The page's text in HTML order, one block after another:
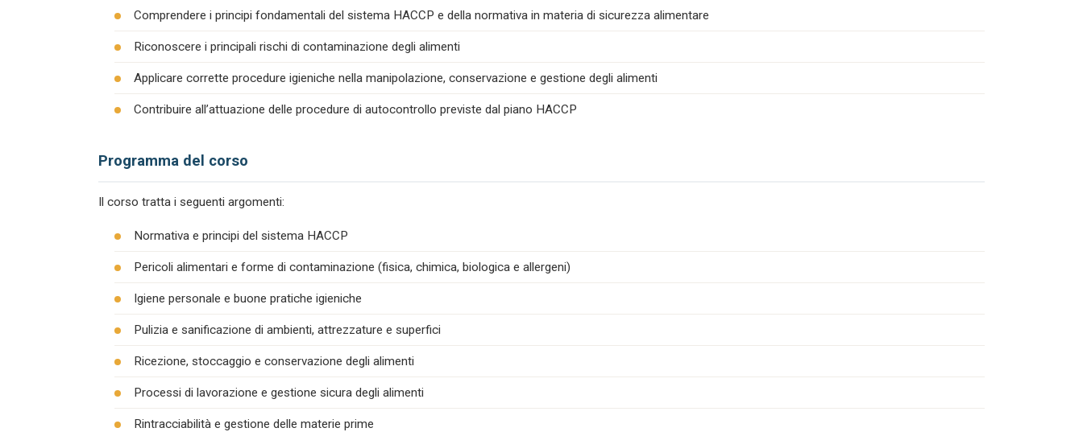
Comprendere i principi fondamentali del sistema HACCP e della normativa in materia di sicurezza alimentare
Riconoscere i principali rischi di contaminazione degli alimenti
Applicare corrette procedure igieniche nella manipolazione, conservazione e gestione degli alimenti
Contribuire all’attuazione delle procedure di autocontrollo previste dal piano HACCP
Programma del corso
Il corso tratta i seguenti argomenti:
Normativa e principi del sistema HACCP
Pericoli alimentari e forme di contaminazione (fisica, chimica, biologica e allergeni)
Igiene personale e buone pratiche igieniche
Pulizia e sanificazione di ambienti, attrezzature e superfici
Ricezione, stoccaggio e conservazione degli alimenti
Processi di lavorazione e gestione sicura degli alimenti
Rintracciabilità e gestione delle materie prime